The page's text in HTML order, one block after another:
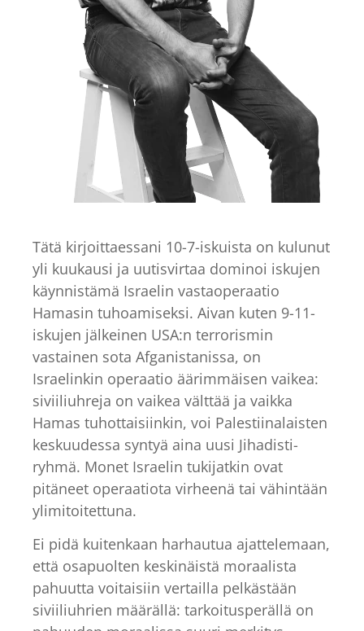
Tätä kirjoittaessani 10-7-iskuista on kulunut
yli kuukausi ja uutisvirtaa dominoi iskujen
käynnistämä Israelin vastaoperaatio
Hamasin tuhoamiseksi. Aivan kuten 9-11-
iskujen jälkeinen USA:n terrorismin
vastainen sota Afganistanissa, on
Israelinkin operaatio äärimmäisen vaikea:
siviiliuhreja on vaikea välttää ja vaikka
Hamas tuhottaisiinkin, voi Palestiinalaisten
keskuudessa syntyä aina uusi Jihadisti-
ryhmä. Monet Israelin tukijatkin ovat
pitäneet operaatiota virheenä tai vähintään
ylimitoitettuna.
Ei pidä kuitenkaan harhautua ajattelemaan,
että osapuolten keskinäistä moraalista
pahuutta voitaisiin vertailla pelkästään
siviiliuhrien määrällä: tarkoitusperällä on